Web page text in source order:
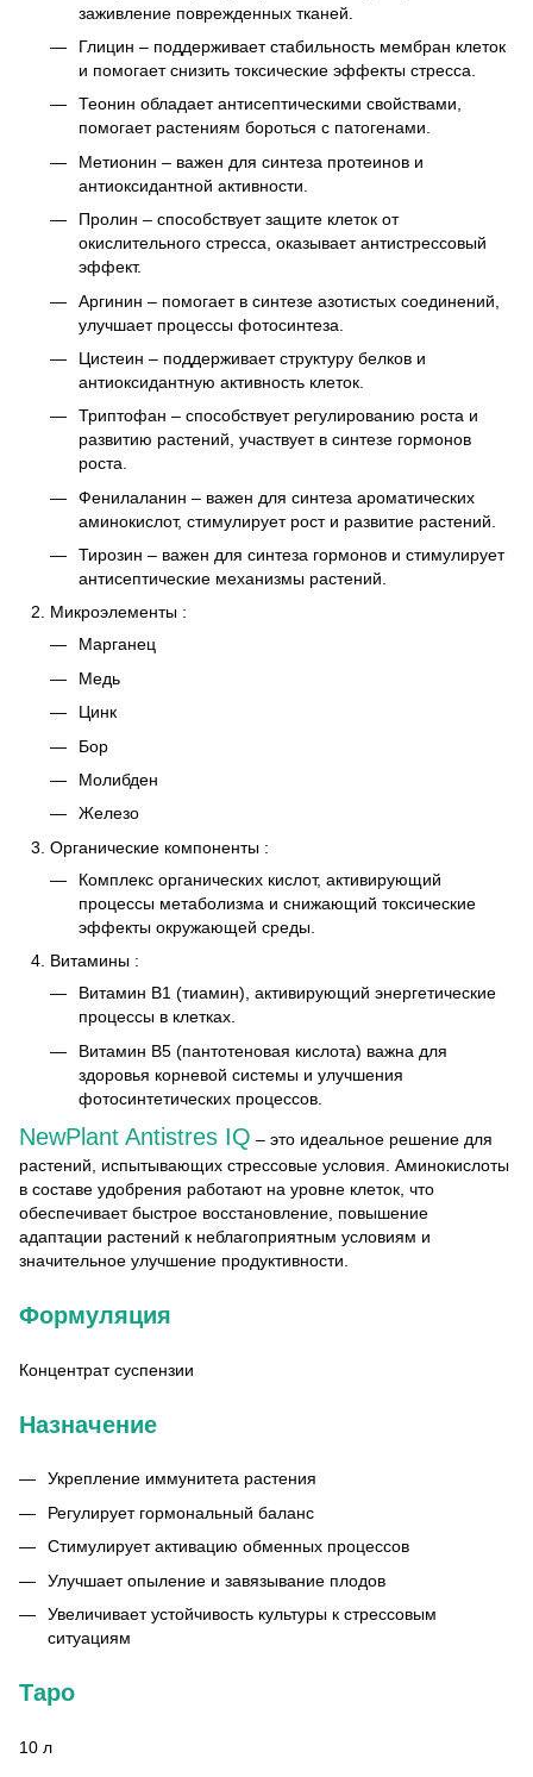
заживление поврежденных тканей.
Глицин – поддерживает стабильность мембран клеток
и помогает снизить токсические эффекты стресса.
Теонин обладает антисептическими свойствами,
помогает растениям бороться с патогенами.
Метионин – важен для синтеза протеинов и
антиоксидантной активности.
Пролин – способствует защите клеток от
окислительного стресса, оказывает антистрессовый
эффект.
Аргинин – помогает в синтезе азотистых соединений,
улучшает процессы фотосинтеза.
Цистеин – поддерживает структуру белков и
антиоксидантную активность клеток.
Триптофан – способствует регулированию роста и
развитию растений, участвует в синтезе гормонов
роста.
Фенилаланин – важен для синтеза ароматических
аминокислот, стимулирует рост и развитие растений.
Тирозин – важен для синтеза гормонов и стимулирует
антисептические механизмы растений.
Микроэлементы :
Марганец
Медь
Цинк
Бор
Молибден
Железо
Органические компоненты :
Комплекс органических кислот, активирующий
процессы метаболизма и снижающий токсические
эффекты окружающей среды.
Витамины :
Витамин B1 (тиамин), активирующий энергетические
процессы в клетках.
Витамин B5 (пантотеновая кислота) важна для
здоровья корневой системы и улучшения
фотосинтетических процессов.
NewPlant Antistres IQ – это идеальное решение для
растений, испытывающих стрессовые условия. Аминокислоты
в составе удобрения работают на уровне клеток, что
обеспечивает быстрое восстановление, повышение
адаптации растений к неблагоприятным условиям и
значительное улучшение продуктивности.
Формуляция
Концентрат суспензии
Назначение
Укрепление иммунитета растения
Регулирует гормональный баланс
Стимулирует активацию обменных процессов
Улучшает опыление и завязывание плодов
Увеличивает устойчивость культуры к стрессовым
ситуациям
Таро
10 л